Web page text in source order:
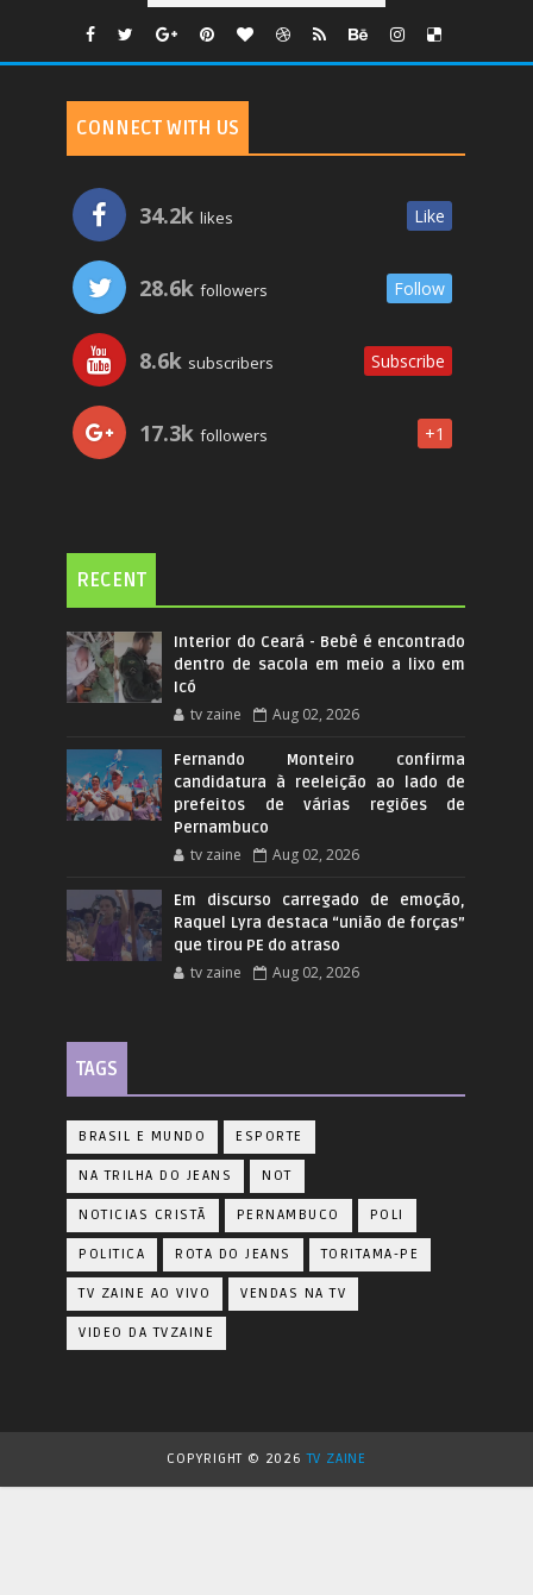
CONNECT WITH US
34.2k likes Like
28.6k followers Follow
8.6k subscribers Subscribe
17.3k followers +1
RECENT
Interior do Ceará - Bebê é encontrado
dentro de sacola em meio a lixo em
Icó
tv zaine Aug 02, 2026
Fernando Monteiro confirma
candidatura à reeleição ao lado de
prefeitos de várias regiões de
Pernambuco
tv zaine Aug 02, 2026
Em discurso carregado de emoção,
Raquel Lyra destaca “união de forças”
que tirou PE do atraso
tv zaine Aug 02, 2026
TAGS
BRASIL E MUNDO ESPORTE
NA TRILHA DO JEANS NOT
NOTICIAS CRISTÃ PERNAMBUCO POLI
POLITICA ROTA DO JEANS TORITAMA-PE
TV ZAINE AO VIVO VENDAS NA TV
VIDEO DA TVZAINE
COPYRIGHT © 2026TV ZAINE